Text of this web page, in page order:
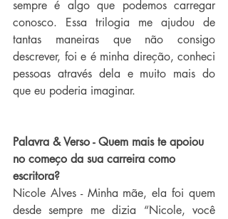
sempre é algo que podemos carregar
conosco. Essa trilogia me ajudou de
tantas maneiras que não consigo
descrever, foi e é minha direção, conheci
pessoas através dela e muito mais do
que eu poderia imaginar.
Palavra & Verso - Quem mais te apoiou
no começo da sua carreira como
escritora?
Nicole Alves - Minha mãe, ela foi quem
desde sempre me dizia “Nicole, você